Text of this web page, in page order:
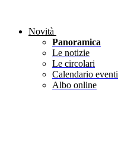
Novità
Panoramica
Le notizie
Le circolari
Calendario eventi
Albo online